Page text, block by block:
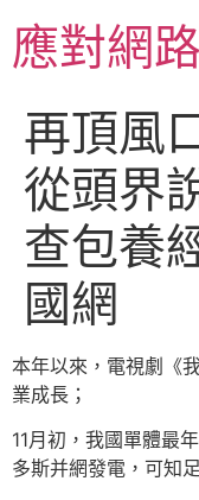
主應對網
再頂風
從頭界
查包養
國網
本年以來，電視劇《
業成長；
11月初，我國單體最
多斯并網發電，可知